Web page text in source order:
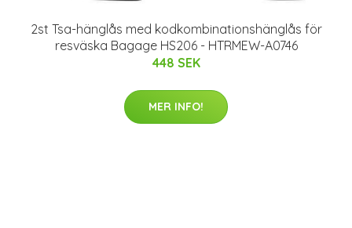
2st Tsa-hänglås med kodkombinationshänglås för
resväska Bagage HS206 - HTRMEW-A0746
448 SEK
MER INFO!